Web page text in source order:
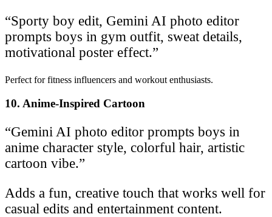
“Sporty boy edit, Gemini AI photo editor
prompts boys in gym outfit, sweat details,
motivational poster effect.”
Perfect for fitness influencers and workout enthusiasts.
10. Anime-Inspired Cartoon
“Gemini AI photo editor prompts boys in
anime character style, colorful hair, artistic
cartoon vibe.”
Adds a fun, creative touch that works well for
casual edits and entertainment content.